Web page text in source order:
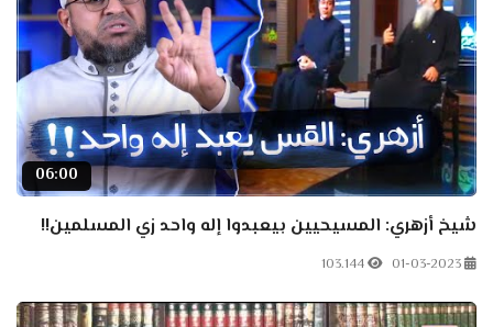
06:00
شيخ أزهري: المسيحيين بيعبدوا إله واحد زي المسلمين!!
01-03-2023
103.144